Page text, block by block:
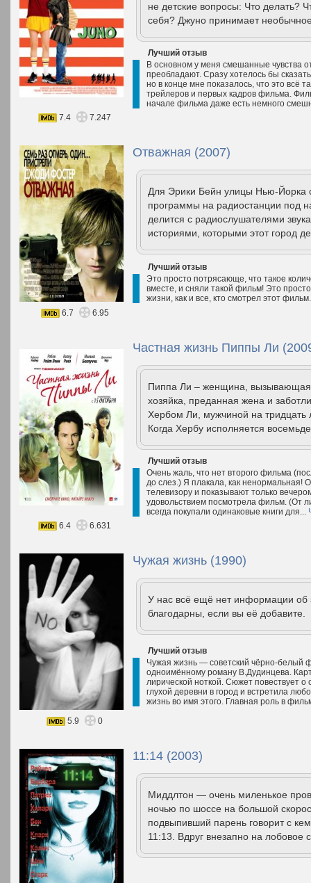
не детские вопросы: Что делать?
себя? Джуно принимает
Лучший отзыв
В основном у меня смешанные чувства
преобладают. Сразу хотелось бы
но в конце мне показалось, что это всё
трейлеров и первых кадров фильма.
начале фильма даже есть немного
7.4
7.247
Отважная (2007)
Для Эрики Бейн улицы Нью-Йорка
программы на радиостанции под
делится с радиослушателями
историями, которыми этот город
Лучший отзыв
Это просто потрясающе, что такое
вместе, и сняли такой фильм! Это
жизни, как и все, кто смотрел этот фильм.
6.7
6.95
Частная жизнь Пиппы Ли
Пиппа Ли – женщина,
хозяйка, преданная жена и
Хербом Ли, мужчиной на тридцать
Когда Хербу исполняется
Лучший отзыв
Очень жаль, что нет второго фильма
до слез.) Я плакала, как ненормальная!
телевизору и показывают только
удовольствием посмотрела фильм. (От
всегда покупали одинаковые книги для...
6.4
6.631
Чужая жизнь (1990)
У нас всё ещё нет информации
благодарны, если вы её добавите.
Лучший отзыв
Чужая жизнь — советский чёрно-белый
одноимённому роману В.Дудинцева.
лирической ноткой. Сюжет повествует о
глухой деревни в город и встретила
жизнь во имя этого. Главная роль в
5.9
0
11:14 (2003)
Миддлтон — очень миленькое
ночью по шоссе на большой
подвыпивший парень говорит с
11:13. Вдруг внезапно на лобовое